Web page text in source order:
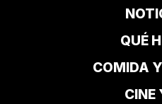
QUÉ
COMIDA
CINE